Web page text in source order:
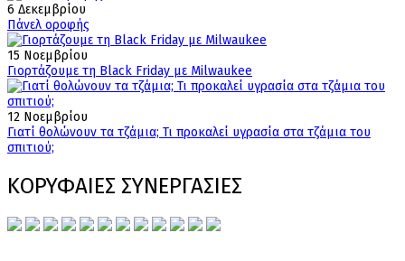
6 Δεκεμβρίου
Πάνελ οροφής
15 Νοεμβρίου
Γιορτάζουμε τη Black Friday με Milwaukee
12 Νοεμβρίου
Γιατί θολώνουν τα τζάμια; Τι προκαλεί υγρασία στα τζάμια του
σπιτιού;
ΚΟΡΥΦΑΙΕΣ ΣΥΝΕΡΓΑΣΙΕΣ